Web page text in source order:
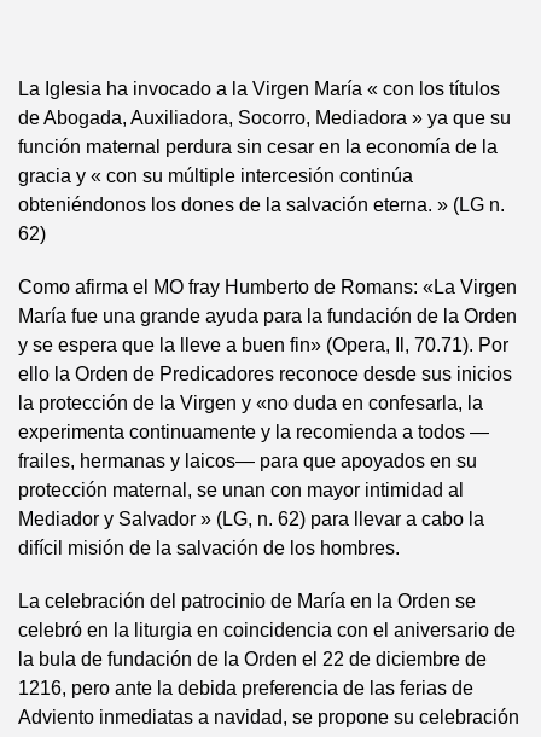
La Iglesia ha invocado a la Virgen María « con los títulos
de Abogada, Auxiliadora, Socorro, Mediadora » ya que su
función maternal perdura sin cesar en la economía de la
gracia y « con su múltiple intercesión continúa
obteniéndonos los dones de la salvación eterna. » (LG n.
62)
Como afirma el MO fray Humberto de Romans: «La Virgen
María fue una grande ayuda para la fundación de la Orden
y se espera que la lleve a buen fin» (Opera, Il, 70.71). Por
ello la Orden de Predicadores reconoce desde sus inicios
la protección de la Virgen y «no duda en confesarla, la
experimenta continuamente y la recomienda a todos —
frailes, hermanas y laicos— para que apoyados en su
protección maternal, se unan con mayor intimidad al
Mediador y Salvador » (LG, n. 62) para llevar a cabo la
difícil misión de la salvación de los hombres.
La celebración del patrocinio de María en la Orden se
celebró en la liturgia en coincidencia con el aniversario de
la bula de fundación de la Orden el 22 de diciembre de
1216, pero ante la debida preferencia de las ferias de
Adviento inmediatas a navidad, se propone su celebración